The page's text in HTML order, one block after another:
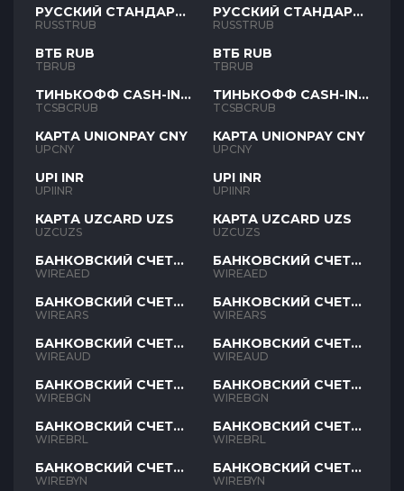
РУССКИЙ СТАНДАРТ
RUB
RUSSTRUB
ВТБ RUB
TBRUB
ТИНЬКОФФ CASH-IN
RUB
TCSBCRUB
КАРТА UNIONPAY CNY
UPCNY
UPI INR
UPIINR
КАРТА UZCARD UZS
UZCUZS
БАНКОВСКИЙ СЧЕТ
AED
WIREAED
БАНКОВСКИЙ СЧЕТ
ARS
WIREARS
БАНКОВСКИЙ СЧЕТ
AUD
WIREAUD
БАНКОВСКИЙ СЧЕТ
BGN
WIREBGN
БАНКОВСКИЙ СЧЕТ
BRL
WIREBRL
БАНКОВСКИЙ СЧЕТ
BYN
WIREBYN
РУССКИЙ СТАНДАРТ
RUB
RUSSTRUB
ВТБ RUB
TBRUB
ТИНЬКОФФ CASH-IN
RUB
TCSBCRUB
КАРТА UNIONPAY CNY
UPCNY
UPI INR
UPIINR
КАРТА UZCARD UZS
UZCUZS
БАНКОВСКИЙ СЧЕТ
AED
WIREAED
БАНКОВСКИЙ СЧЕТ
ARS
WIREARS
БАНКОВСКИЙ СЧЕТ
AUD
WIREAUD
БАНКОВСКИЙ СЧЕТ
BGN
WIREBGN
БАНКОВСКИЙ СЧЕТ
BRL
WIREBRL
БАНКОВСКИЙ СЧЕТ
BYN
WIREBYN